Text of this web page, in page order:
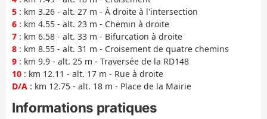
5 : km 3.26 - alt. 27 m - À droite à l'intersection
6 : km 4.55 - alt. 23 m - Chemin à droite
7 : km 6.58 - alt. 33 m - Bifurcation à droite
8 : km 8.55 - alt. 31 m - Croisement de quatre chemins
9 : km 9.9 - alt. 25 m - Traversée de la RD148
10 : km 12.11 - alt. 17 m - Rue à droite
D/A : km 12.75 - alt. 18 m - Place de la Mairie
Informations pratiques